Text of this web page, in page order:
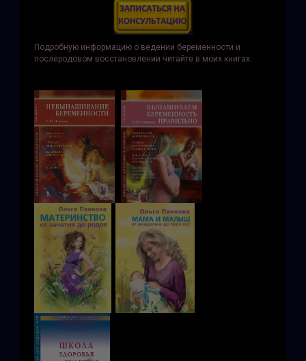
Подробную информацию о ведении беременности и
послеродовом восстановлении читайте в моих книгах: